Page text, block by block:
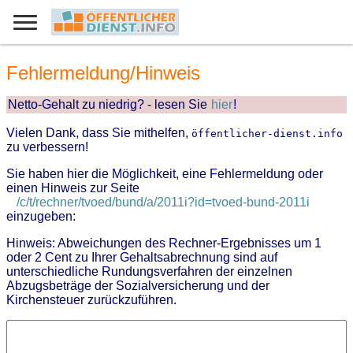
Fehlermeldung/Hinweis
Netto-Gehalt zu niedrig? - lesen Sie hier!
Vielen Dank, dass Sie mithelfen, öffentlicher-dienst.info
zu verbessern!
Sie haben hier die Möglichkeit, eine Fehlermeldung oder
einen Hinweis zur Seite
/c/t/rechner/tvoed/bund/a/2011i?id=tvoed-bund-2011i
einzugeben:
Hinweis: Abweichungen des Rechner-Ergebnisses um 1
oder 2 Cent zu Ihrer Gehaltsabrechnung sind auf
unterschiedliche Rundungsverfahren der einzelnen
Abzugsbeträge der Sozialversicherung und der
Kirchensteuer zurückzuführen.